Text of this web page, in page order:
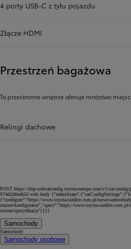
4 porty USB-C z tyłu pojazdu
Złącze HDMI
Przestrzeń bagażowa
To przestronne wnętrze oferuje mnóstwo
Relingi dachowe
POST https://dxp-webcarconfig.toyota-europe.com/v1/car-config/
974d2d0edb5f with body
{"configure":"https://www.toyota-siedlce.com.pl/nowe-
cruiser/konfigurator","specs":"https://www.toyota-siedlce.com.pl/
cruiser/specyfikacja"}}}}
Samochody
Samochody
Samochody osobowe